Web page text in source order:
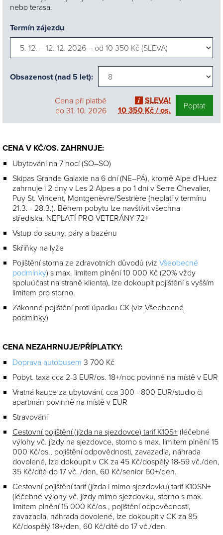
nebo terasa.
Termín zájezdu
Obsazenost (nad 5 let):
Cena při platbě
do 31. 10. 2026
SLEVA!
10 350 Kč / os.
Poptat
CENA V KČ/OS. ZAHRNUJE:
Ubytování na 7 nocí (SO–SO)
Skipas Grande Galaxie na 6 dní (NE–PÁ), kromě Alpe d´Huez
zahrnuje i 2 dny v Les 2 Alpes a po 1 dni v Serre Chevalier,
Puy St. Vincent, Montgenèvre/Sestrière (neplatí v termínu
21.3. - 28.3.). Během pobytu lze navštívit všechna
střediska. NEPLATÍ PRO VETERÁNY 72+
Vstup do sauny, páry a bazénu
Skříňky na lyže
Pojištění storna ze zdravotních důvodů (viz Všeobecné
podmínky) s max. limitem plnění 10 000 Kč (20% vždy
spoluúčast na straně klienta), lze dokoupit pojištění s vyšším
limitem pro storno.
Zákonné pojištění proti úpadku CK (viz Všeobecné
podmínky)
CENA NEZAHRNUJE/PŘÍPLATKY:
Doprava autobusem 3 700 Kč
Pobyt. taxa cca 2-3 EUR/os. 18+/noc povinně na místě v EUR
Vratná kauce za ubytování, cca 300 - 800 EUR/studio či
apartmán povinně na místě v EUR
Stravování
Cestovní pojištění (jízda na sjezdovce) tarif K10S+(léčebné
výlohy vč. jízdy na sjezdovce, storno s max. limitem plnění 15
000 Kč/os., pojištění odpovědnosti, zavazadla, náhrada
dovolené, lze dokoupit v CK za 45 Kč/dospělý 18-59 vč./den,
35 Kč/dítě do 17 vč. /den, 60 Kč/senior 60+/den.
Cestovní pojištění tarif (jízda i mimo sjezdovku) tarif K10SN+
(léčebné výlohy vč. jízdy mimo sjezdovku, storno s max.
limitem plnění 15 000 Kč/os., pojištění odpovědnosti,
zavazadla, náhrada dovolené, lze dokoupit v CK za 85
Kč/dospělý 18+/den, 60 Kč/dítě do 17 vč./den.